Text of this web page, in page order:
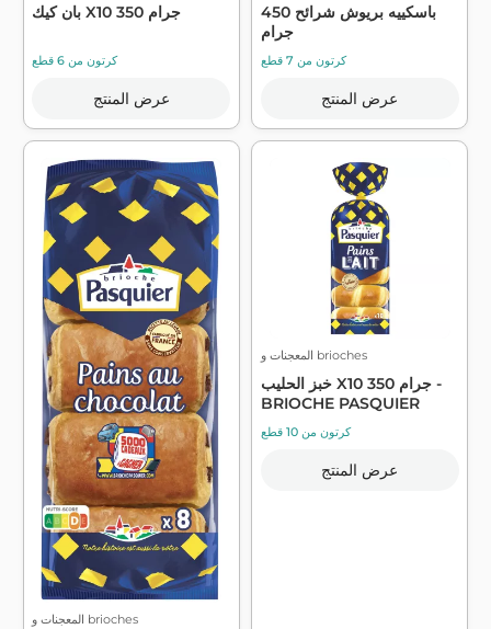
بان كيك X10 350 جرام
كرتون من 6 قطع
عرض المنتج
باسكييه بريوش شرائح 450
جرام
كرتون من 7 قطع
عرض المنتج
المعجنات و brioches
المعجنات و brioches
خبز الحليب X10 350 جرام -
BRIOCHE PASQUIER
كرتون من 10 قطع
عرض المنتج